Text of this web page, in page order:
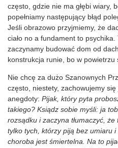
często, gdzie nie ma głębi wiary,
popełniamy następujący błąd
Jeśli obrazowo przyjmiemy, że
ciało no a fundament to
zaczynamy budować dom od
konstrukcja runie, bo w powietrzu
Nie chcę za dużo Szanownych
często, niestety, zachowujemy
anegdoty: Pijak, który pyta
takiego? Ksiądz sobie myśli: ja
rozsądku i zaczyna tłumaczyć,
tylko tych, którzy piją bez umiaru
choroba jest śmiertelna. Na to